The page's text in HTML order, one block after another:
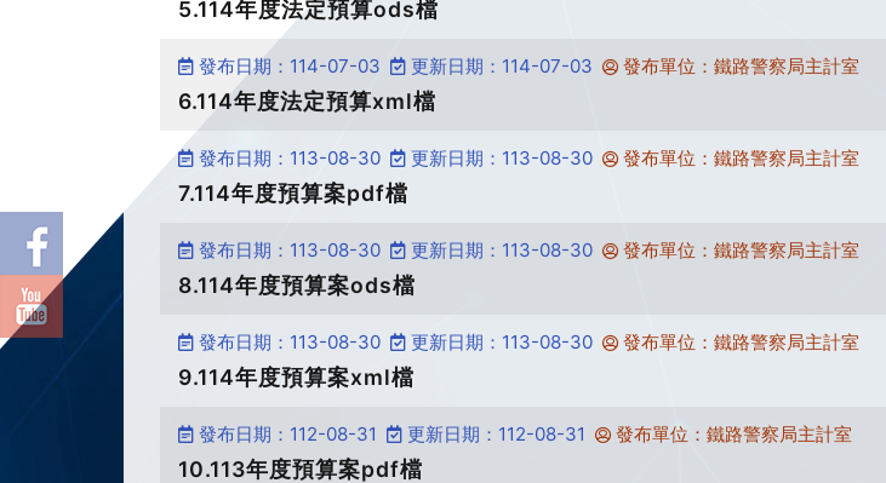
5.114年度法定預算ods檔
發布日期：114-07-03 更新日期：114-07-03 發布單位：鐵路警察局主計室
6.114年度法定預算xml檔
發布日期：113-08-30 更新日期：113-08-30 發布單位：鐵路警察局主計室
7.114年度預算案pdf檔
發布日期：113-08-30 更新日期：113-08-30 發布單位：鐵路警察局主計室
8.114年度預算案ods檔
發布日期：113-08-30 更新日期：113-08-30 發布單位：鐵路警察局主計室
9.114年度預算案xml檔
發布日期：112-08-31 更新日期：112-08-31 發布單位：鐵路警察局主計室
10.113年度預算案pdf檔